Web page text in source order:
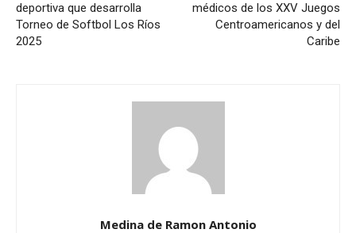
deportiva que desarrolla
Torneo de Softbol Los Ríos
2025
médicos de los XXV Juegos
Centroamericanos y del
Caribe
Medina de Ramon Antonio